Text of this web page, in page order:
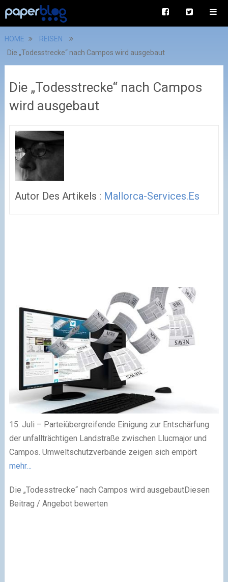
HOME
REISEN
Die „Todesstrecke“ nach Campos wird ausgebaut
Die „Todesstrecke“ nach Campos
wird ausgebaut
Autor Des Artikels : Mallorca-Services.es
15. Juli – Parteiübergreifende Einigung zur Entschärfung
der unfallträchtigen Landstraße zwischen Llucmajor und
Campos. Umweltschutzverbände zeigen sich empört
mehr…
Die „Todesstrecke“ nach Campos wird ausgebautDiesen
Beitrag / Angebot bewerten